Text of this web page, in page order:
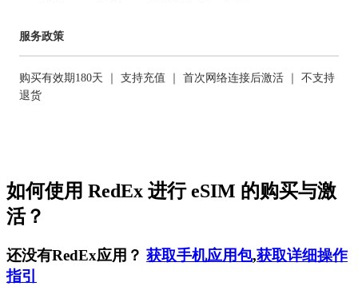
服务政策
购买有效期180天 ｜ 支持充值 ｜ 首次网络连接后激活 ｜ 不支持
退货
如何使用 RedEx 进行 eSIM 的购买与激
活？
还没有RedEx应用？ 获取手机应用包,获取详细操作
指引